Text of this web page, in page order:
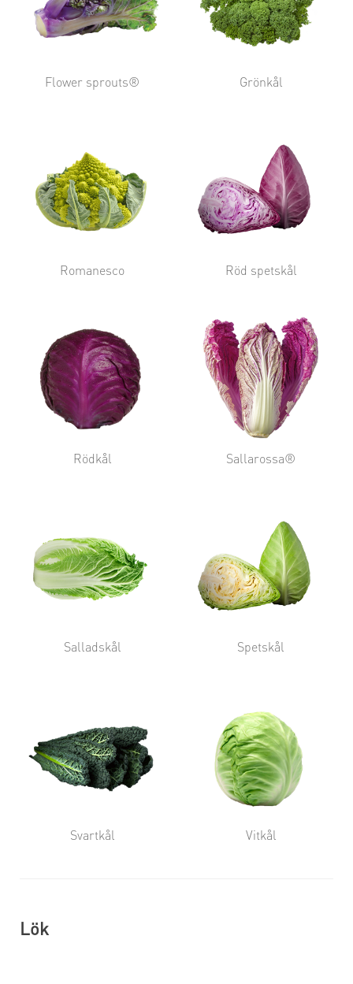
Flower sprouts® Grönkål
Romanesco Röd spetskål
Rödkål Sallarossa®
Salladskål Spetskål
Svartkål Vitkål
Lök